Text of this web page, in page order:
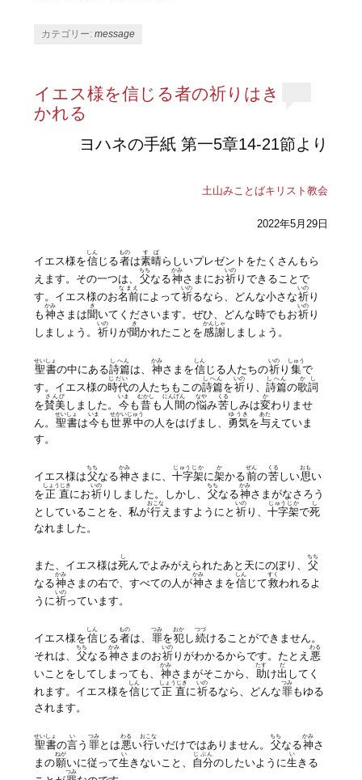
カテゴリー:message
イエス様を信じる者の祈りはき
かれる
ヨハネの手紙 第一5章14-21節より
土山みことばキリスト教会
2022年5月29日
イエス様を信
しん
じる者
もの
は素晴
すば
らしいプレゼントをたくさんもら
えます。その一つは、 父
ちち
なる神
かみ
さまにお祈
いの
りできることで
す。イエス様のお名前
なまえ
によって祈
いの
るなら、どんな小さな祈
いの
り
も 神
かみ
さまは聞
き
いてくださいます。ぜひ、どんな時でもお祈
いの
り
しましょう。 祈
いの
りが聞
き
かれたことを感謝
かんしゃ
しましょう。
聖書
せいしょ
の中にある詩篇
しへん
は、 神
かみ
さまを信
しん
じる人たちの祈
いの
り 集
しゅう
で
す。イエス様の時代
じだい
の人たちもこの詩篇
しへん
を祈
いの
り、詩篇
しへん
の歌詞
かし
を賛美
さんび
しました。 今
いま
も 昔
むかし
も 人間
にんげん
の悩
なや
み苦
くる
しみは変
か
わりませ
ん。 聖書
せいしょ
は今
いま
も 世界中
せかいじゅう
の人をはげまし、 勇気
ゆうき
を与
あた
えていま
す。
イエス様は父
ちち
なる神
かみ
さまに、十字架
じゅうじか
に架
か
かる前
ぜん
の苦
くる
しい思
おも
い
を正直
しょうじき
にお祈
いの
りしました。しかし、 父
ちち
なる神
かみ
さまがなさろう
としていることを、私が行
おこな
えますようにと 祈
いの
り、十字架
じゅうじか
で死
し
なれました。
また、イエス様は死
し
んでよみがえられたあと天にのぼり、 父
ちち
なる神
かみ
さまの右で、すべての人が神
かみ
さまを信
しん
じて救
すく
われるよ
うに 祈
いの
っています。
イエス様を信
しん
じる者
もの
は、 罪
つみ
を犯
おか
し 続
つづ
けることができません。
それは、 父
ちち
なる神
かみ
さまのお祈
いの
りがわかるからです。たとえ 悪
わる
いことをしてしまっても、 神
かみ
さまがそこから、 助
たす
け出
だ
してく
れます。イエス様を信
しん
じて正直
しょうじき
に 祈
いの
るなら、どんな罪
つみ
もゆる
されます。
聖書
せいしょ
の言
い
う 罪
つみ
とは 悪
わる
い行
おこな
いだけではありません。 父
ちち
なる神
かみ
さ
まの願
ねが
いに従って生
い
きないこと、 自分
じぶん
のしたいように生
い
きる
つみ